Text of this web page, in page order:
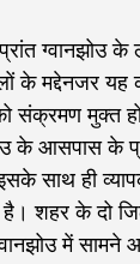
प्रांत
के मद्देनजर
संक्रमण मुक्त
के आसपास के
साथ ही
शहर के दो
में सामने